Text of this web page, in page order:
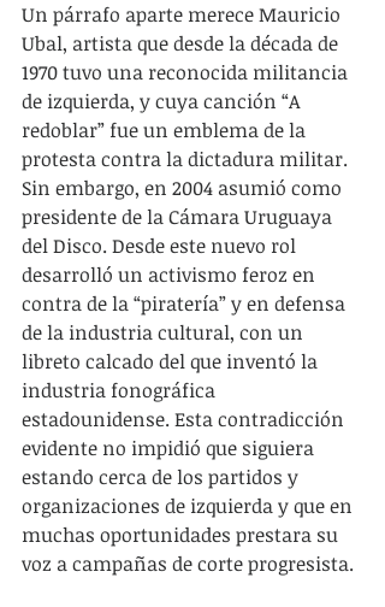
Un párrafo aparte merece Mauricio
Ubal, artista que desde la década de
1970 tuvo una reconocida militancia
de izquierda, y cuya canción “A
redoblar” fue un emblema de la
protesta contra la dictadura militar.
Sin embargo, en 2004 asumió como
presidente de la Cámara Uruguaya
del Disco. Desde este nuevo rol
desarrolló un activismo feroz en
contra de la “piratería” y en defensa
de la industria cultural, con un
libreto calcado del que inventó la
industria fonográfica
estadounidense. Esta contradicción
evidente no impidió que siguiera
estando cerca de los partidos y
organizaciones de izquierda y que en
muchas oportunidades prestara su
voz a campañas de corte progresista.